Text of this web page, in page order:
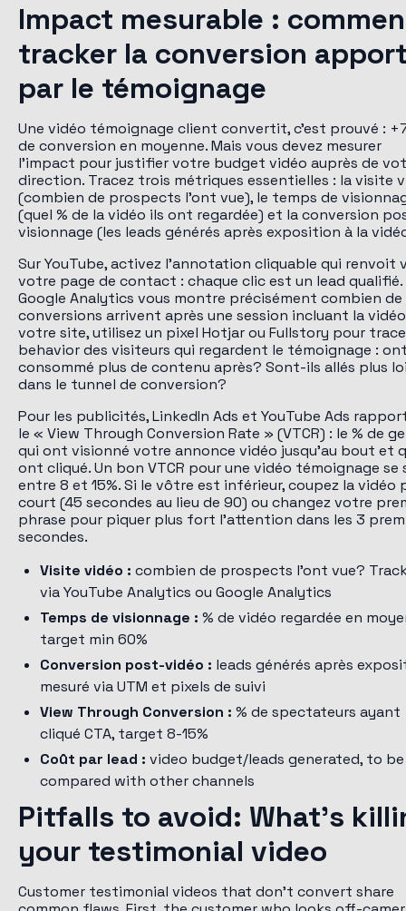
Impact mesurable :
tracker la conversion
par le témoignage
Une vidéo témoignage client convertit, c'est prouvé :
de conversion en moyenne. Mais vous devez mesurer
l'impact pour justifier votre budget vidéo auprès de
direction. Tracez trois métriques essentielles : la visite
(combien de prospects l'ont vue), le temps de
(quel % de la vidéo ils ont regardée) et la conversion
visionnage (les leads générés après exposition à la
Sur YouTube, activez l'annotation cliquable qui renvoit
votre page de contact : chaque clic est un lead qualifié.
Google Analytics vous montre précisément combien de
conversions arrivent après une session incluant la
votre site, utilisez un pixel Hotjar ou Fullstory pour
behavior des visiteurs qui regardent le témoignage :
consommé plus de contenu après? Sont-ils allés plus
dans le tunnel de conversion?
Pour les publicités, LinkedIn Ads et YouTube Ads
le « View Through Conversion Rate » (VTCR) : le % de
qui ont visionné votre annonce vidéo jusqu'au bout et
ont cliqué. Un bon VTCR pour une vidéo témoignage se
entre 8 et 15%. Si le vôtre est inférieur, coupez la vidéo
court (45 secondes au lieu de 90) ou changez votre
phrase pour piquer plus fort l'attention dans les 3
secondes.
Visite vidéo : combien de prospects l'ont vue?
via YouTube Analytics ou Google Analytics
Temps de visionnage : % de vidéo regardée en
target min 60%
Conversion post-vidéo : leads générés après
mesuré via UTM et pixels de suivi
View Through Conversion : % de spectateurs ayant
cliqué CTA, target 8-15%
Coût par lead : video budget/leads generated, to be
compared with other channels
Pitfalls to avoid: What's
your testimonial video
Customer testimonial videos that don't convert share